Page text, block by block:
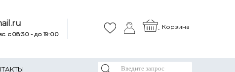
c 08:30 - до 19:00
Корзина